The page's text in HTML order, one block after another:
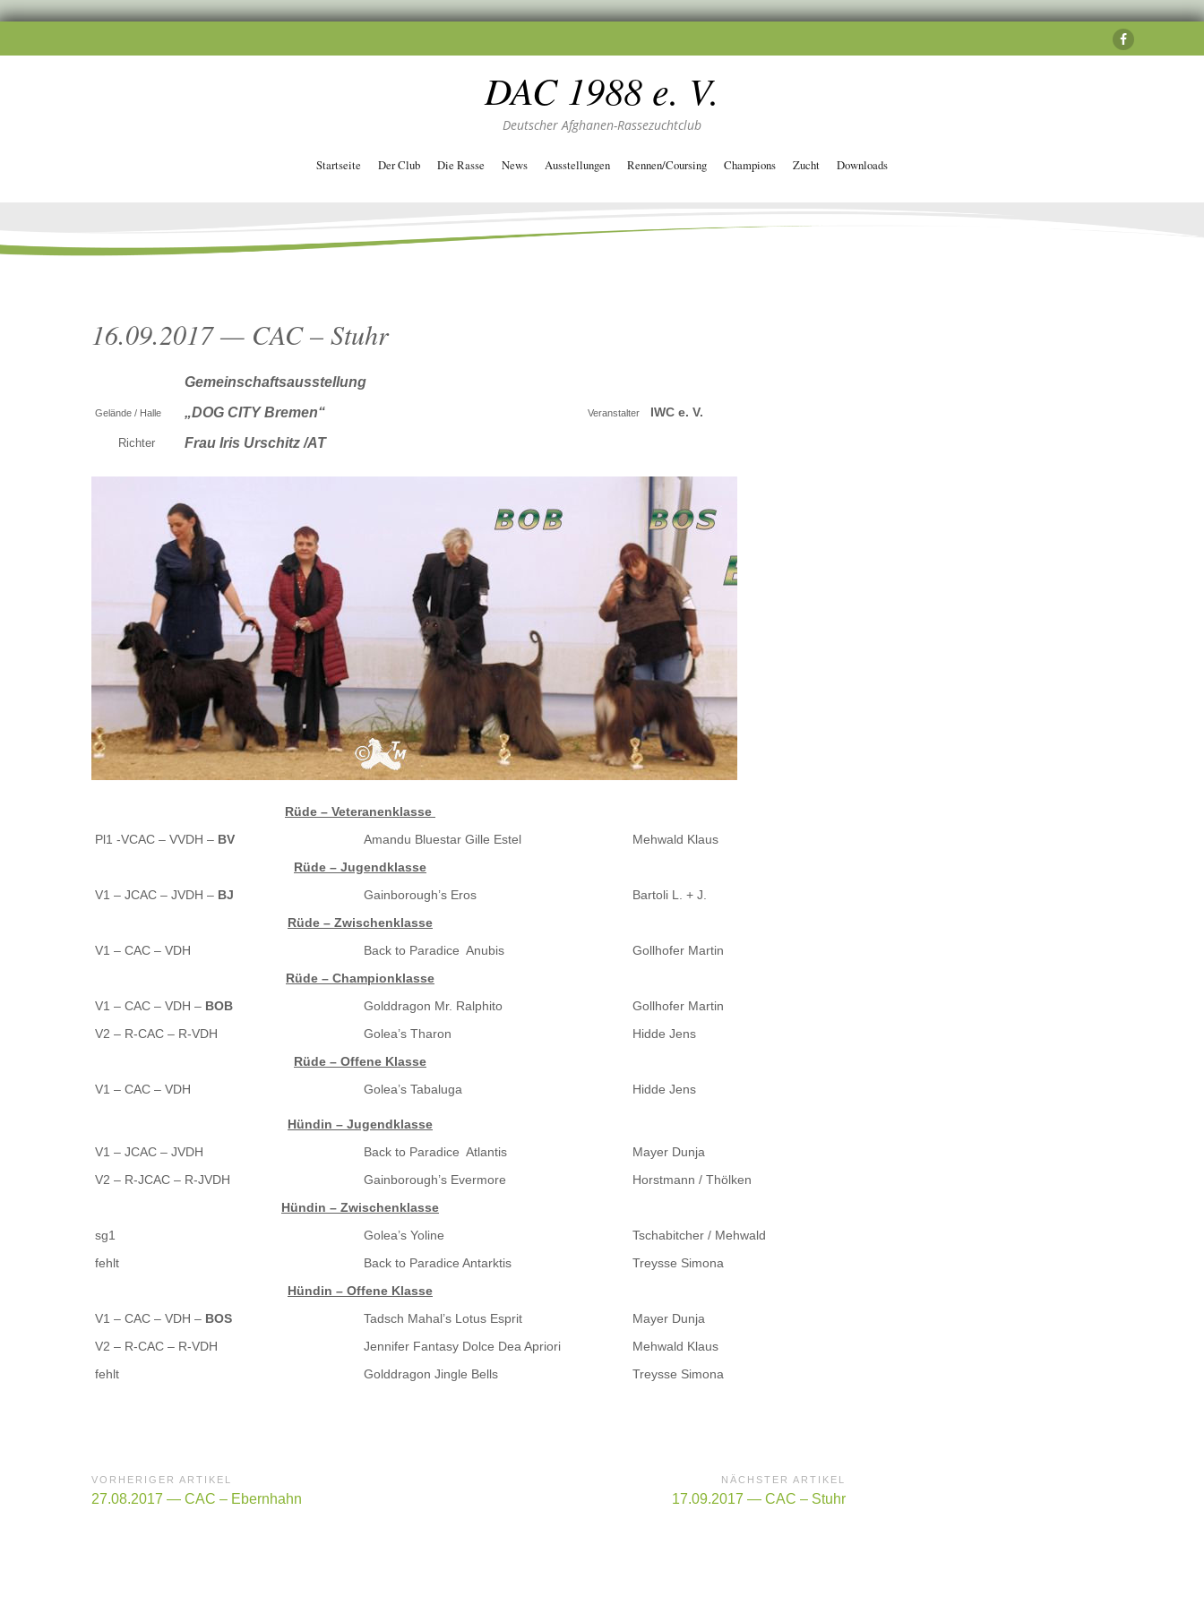
DAC 1988 e. V.
Deutscher Afghanen-Rassezuchtclub
Startseite Der Club Die Rasse News Ausstellungen Rennen/Coursing Champions Zucht Downloads
16.09.2017 — CAC – Stuhr
Gemeinschaftsausstellung
Gelände / Halle „DOG CITY Bremen“ Veranstalter IWC e. V.
Richter Frau Iris Urschitz /AT
Rüde – Veteranenklasse
Pl1 -VCAC – VVDH – BV Amandu Bluestar Gille Estel
Mehwald Klaus
Rüde – Jugendklasse
V1 – JCAC – JVDH – BJ Gainborough’s Eros
Bartoli L. + J.
Rüde – Zwischenklasse
V1 – CAC – VDH
Back to Paradice Anubis
Gollhofer Martin
Rüde – Championklasse
V1 – CAC – VDH – BOB Golddragon Mr. Ralphito
Gollhofer Martin
V2 – R-CAC – R-VDH
Golea’s Tharon
Hidde Jens
Rüde – Offene Klasse
V1 – CAC – VDH
Golea’s Tabaluga Hidde Jens
Hündin – Jugendklasse
V1 – JCAC – JVDH
Back to Paradice Atlantis
Mayer Dunja
V2 – R-JCAC – R-JVDH
Gainborough’s Evermore
Horstmann / Thölken
Hündin – Zwischenklasse
sg1
Golea’s Yoline
Tschabitcher / Mehwald
fehlt
Back to Paradice Antarktis
Treysse Simona
Hündin – Offene Klasse
V1 – CAC – VDH – BOS Tadsch Mahal’s Lotus Esprit
Mayer Dunja
V2 – R-CAC – R-VDH
Jennifer Fantasy Dolce Dea Apriori
Mehwald Klaus
fehlt
Golddragon Jingle Bells Treysse Simona
Beitragsnavigation
VORHERIGER ARTIKEL
Vorheriger
27.08.2017 — CAC – Ebernhahn
NÄCHSTER ARTIKEL
Nächster
17.09.2017 — CAC – Stuhr